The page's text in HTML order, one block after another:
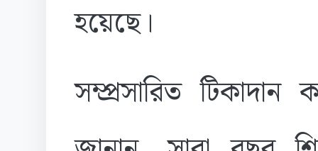
হয়েছে।
সম্প্রসারিত টিকাদান